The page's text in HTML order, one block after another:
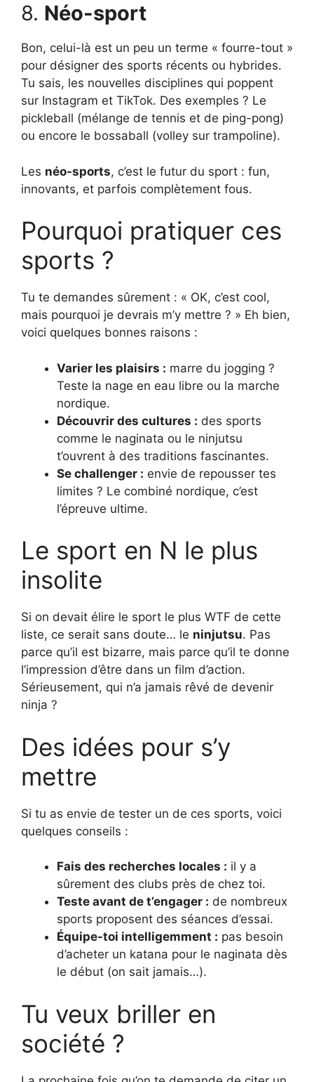
8. Néo-sport
Bon, celui-là est un peu un terme « fourre-tout »
pour désigner des sports récents ou hybrides.
Tu sais, les nouvelles disciplines qui poppent
sur Instagram et TikTok. Des exemples ? Le
pickleball (mélange de tennis et de ping-pong)
ou encore le bossaball (volley sur trampoline).
Les néo-sports, c’est le futur du sport : fun,
innovants, et parfois complètement fous.
Pourquoi pratiquer ces
sports ?
Tu te demandes sûrement : « OK, c’est cool,
mais pourquoi je devrais m’y mettre ? » Eh bien,
voici quelques bonnes raisons :
Varier les plaisirs : marre du jogging ?
Teste la nage en eau libre ou la marche
nordique.
Découvrir des cultures : des sports
comme le naginata ou le ninjutsu
t’ouvrent à des traditions fascinantes.
Se challenger : envie de repousser tes
limites ? Le combiné nordique, c’est
l’épreuve ultime.
Le sport en N le plus
insolite
Si on devait élire le sport le plus WTF de cette
liste, ce serait sans doute… le ninjutsu. Pas
parce qu’il est bizarre, mais parce qu’il te donne
l’impression d’être dans un film d’action.
Sérieusement, qui n’a jamais rêvé de devenir
ninja ?
Des idées pour s’y
mettre
Si tu as envie de tester un de ces sports, voici
quelques conseils :
Fais des recherches locales : il y a
sûrement des clubs près de chez toi.
Teste avant de t’engager : de nombreux
sports proposent des séances d’essai.
Équipe-toi intelligemment : pas besoin
d’acheter un katana pour le naginata dès
le début (on sait jamais…).
Tu veux briller en
société ?